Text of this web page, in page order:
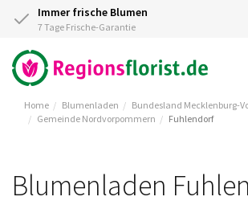
Immer frische Blumen
7 Tage Frische-Garantie
Home Blumenladen
Bundesland Mecklenburg-
Gemeinde Nordvorpommern
Fuhlendorf
Blumenladen